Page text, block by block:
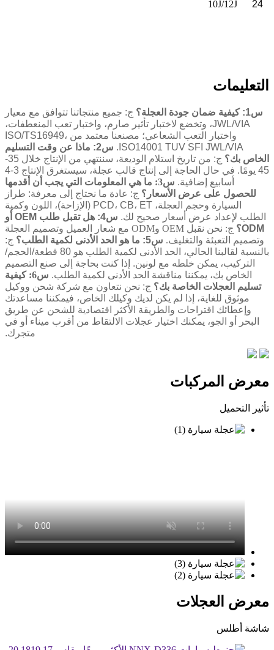
24
10J/12J
التعليمات
س1: كيفية ضمان جودة العجلة؟
ج: جميع منتجاتنا تتوافق مع معيار
JWL/VIA، وتخضع لاختبار تأثير صارم، واختبار تعب المنعطفات،
واختبار التعب الشعاعي؛ مصنعنا معتمد من ISO/TS16949،
ISO14001 TUV SFI JWL/VIA.
س2: ماذا عن وقت التسليم
الخاص بك؟
ج: من تاريخ استلام الوديعة، سننتهي من الإنتاج خلال 35-
45 يومًا. في حال الحاجة إلى إنتاج قالب عجلة، سيستغرق الإنتاج 3-4
أسابيع إضافية.
س3: ما هي المعلومات التي يجب أن أقدمها
للحصول على عرض الأسعار؟ ج: عادة ما نحتاج إلى معرفة: طراز
السيارة وحجم العجلة، PCD، CB، ET (الإزاحة)، اللون وكمية
الطلب لإعداد عرض أسعار صحيح لك.
س4: هل تقبل طلب OEM أو
ODM؟
ج: نحن نقبل OEM وODM مع شعار العميل وتصميم العجلة
وتصميم التعبئة والتغليف. س5: ما هو الحد الأدنى لكمية الطلب؟
ج:
بالنسبة لقالبنا الحالي، الحد الأدنى لكمية الطلب هو 80 قطعة/الحجم/
التركيب، يمكن خلطه مع لونين. إذا كنت بحاجة إلى صنع التصميم
الخاص بك، يمكننا مناقشة الحد الأدنى لكمية الطلب.
س6: كيفية
تسليم العجلات الخاصة بك؟ ج: نحن نتعاون مع شركة شحن ووكيل
موثوق للغاية، إذا لم يكن لديك وكيلك الخاص، فيمكننا مساعدتك
وإعطائك اقتراحات والطريقة الأكثر اقتصادية للشحن عن طريق
البحر أو الجو، يمكنك اختيار عجلات الالتقاط من أقرب ميناء أو في
متجرك.
معرض المركبات
تأثير التحميل
معرض العجلات
شاشة أطلس